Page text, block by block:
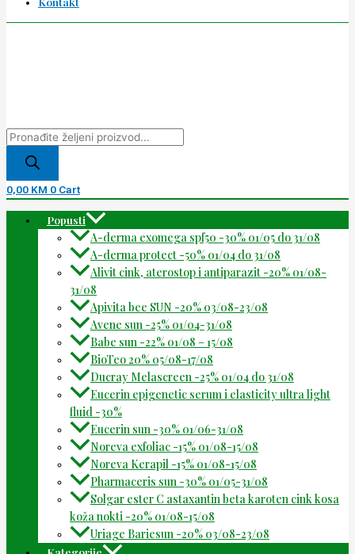
0,00 KM 0 Cart
Popusti
A-derma exomega spf50 -30% 01/05 do 31/08
A-derma protect -50% 01/04 do 31/08
Alivit cink, aterostop i antiparazit -20% 01/08-
31/08
Apivita bee SUN -20% 03/08-23/08
Avene sun -25% 01/04-31/08
Babe sun -22% 01/08 – 15/08
BioTeo 20% 05/08-17/08
Ducray Melascreen -25% 01/04 do 31/08
Eucerin epigenetic serum i elasticity ultra light
fluid -30%
Eucerin sun -30% 01/06-31/08
Noreva exfoliac -15% 01/08-15/08
Noreva Kerapil -15% 01/08-15/08
Pharmaceris sun -30% 01/05-31/08
Solgar ester C astaxantin beta karoten cink kosa
koža nokti -20% 01/08-15/08
Uriage Bariesun -20% 03/08-23/08